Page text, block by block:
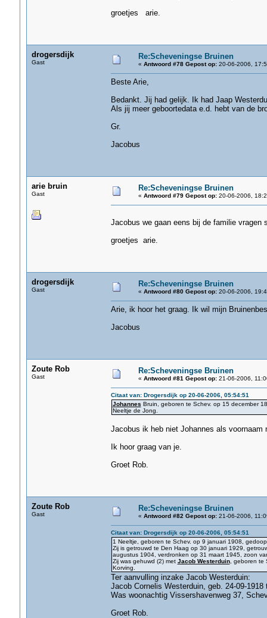
groetjes arie.
drogersdijk
Gast
Re:Scheveningse Bruinen
« Antwoord #78 Gepost op:20-06-2006,
Beste Arie,
Bedankt. Jij had gelijk. Ik had Jaap
Als jij meer geboortedata e.d. hebt van de
Gr.
Jacobus
arie bruin
Gast
Re:Scheveningse Bruinen
« Antwoord #79 Gepost op:20-06-2006,
Jacobus we gaan eens bij de familie vragen
groetjes arie.
drogersdijk
Gast
Re:Scheveningse Bruinen
« Antwoord #80 Gepost op:20-06-2006,
Arie, ik hoor het graag. Ik wil mijn
Jacobus
Zoute Rob
Gast
Re:Scheveningse Bruinen
« Antwoord #81 Gepost op:21-06-2006,
Citaat van: Drogersdijk op 20-06-2006, 05:54:51
Johannes Bruin, geboren te Schev. op 15 december
Neeltje de Jong.
Jacobus ik heb niet Johannes als voornaam
Ik hoor graag van je.
Groet Rob.
Zoute Rob
Gast
Re:Scheveningse Bruinen
« Antwoord #82 Gepost op:21-06-2006,
Citaat van: Drogersdijk op 20-06-2006, 05:54:51
1 Neeltje, geboren te Schev. op 9 januari 1908,
Zij is getrouwd te Den Haag op 30 januari 1929,
augustus 1904, verdronken op 31 maart 1945, zoon
Zij was gehuwd (2) met Jacob Westerduin, geboren te
Korving.
Ter aanvulling inzake Jacob Westerduin:
Jacob Cornelis Westerduin, geb. 24-09-
Was woonachtig Vissershavenweg 37,
Groet Rob.